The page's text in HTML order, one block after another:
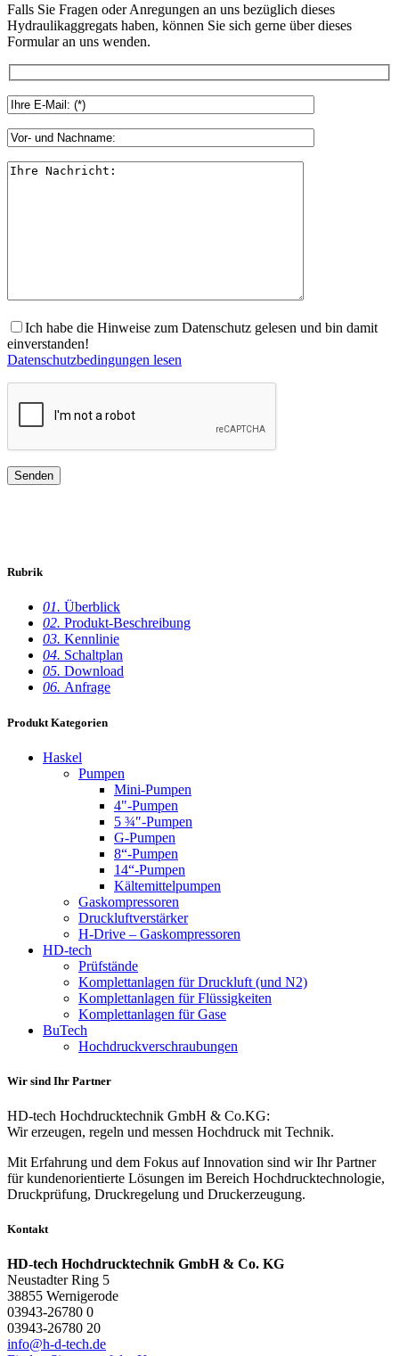
Falls Sie Fragen oder Anregungen an uns bezüglich dieses
Hydraulikaggregats haben, können Sie sich gerne über dieses
Formular an uns wenden.
Ich habe die Hinweise zum Datenschutz gelesen und bin damit
einverstanden!
Datenschutzbedingungen lesen
Rubrik
01. Überblick
02. Produkt-Beschreibung
03. Kennlinie
04. Schaltplan
05. Download
06. Anfrage
Produkt Kategorien
Haskel
Pumpen
Mini-Pumpen
4"-Pumpen
5 ¾″-Pumpen
G-Pumpen
8“-Pumpen
14“-Pumpen
Kältemittelpumpen
Gaskompressoren
Druckluftverstärker
H-Drive – Gaskompressoren
HD-tech
Prüfstände
Komplettanlagen für Druckluft (und N2)
Komplettanlagen für Flüssigkeiten
Komplettanlagen für Gase
BuTech
Hochdruckverschraubungen
Wir sind Ihr Partner
HD-tech Hochdrucktechnik GmbH & Co.KG:
Wir erzeugen, regeln und messen Hochdruck mit Technik.
Mit Erfahrung und dem Fokus auf Innovation sind wir Ihr Partner
für kundenorientierte Lösungen im Bereich Hochdrucktechnologie,
Druckprüfung, Druckregelung und Druckerzeugung.
Kontakt
HD-tech Hochdrucktechnik GmbH & Co. KG
Neustadter Ring 5
38855 Wernigerode
03943-26780 0
03943-26780 20
info@h-d-tech.de